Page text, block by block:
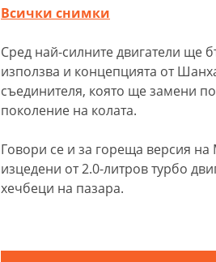
Всички снимки
Сред най-силните двигатели ще
използва и концепцията от
съединителя, която ще замени
поколение на колата.
Говори се и за гореща версия на
изцедени от 2.0-литров турбо
хечбеци на пазара.